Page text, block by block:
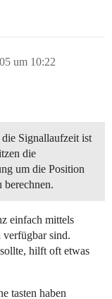
um 10:22
Signallaufzeit ist
die
um die Position
berechnen.
einfach mittels
sind.
hilft oft etwas
tasten haben